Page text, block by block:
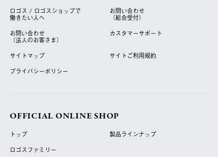
ロゴス / ロゴスショップで
働きたい人へ
お問い合わせ
（総合受付）
お問い合わせ
（法人のお客さま）
カスタマーサポート
サイトマップ
サイトご利用規約
プライバシーポリシー
OFFICIAL ONLINE SHOP
トップ
製品ラインナップ
ロゴスファミリー